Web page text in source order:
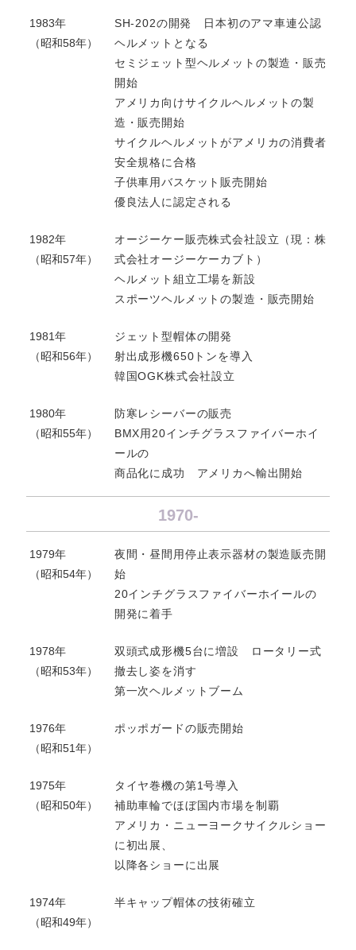
1983年
（昭和58年）
SH-202の開発 日本初のアマ車連公認
ヘルメットとなる
セミジェット型ヘルメットの製造・販売
開始
アメリカ向けサイクルヘルメットの製
造・販売開始
サイクルヘルメットがアメリカの消費者
安全規格に合格
子供車用バスケット販売開始
優良法人に認定される
1982年
（昭和57年）
オージーケー販売株式会社設立（現：株
式会社オージーケーカブト）
ヘルメット組立工場を新設
スポーツヘルメットの製造・販売開始
1981年
（昭和56年）
ジェット型帽体の開発
射出成形機650トンを導入
韓国OGK株式会社設立
1980年
（昭和55年）
防寒レシーバーの販売
BMX用20インチグラスファイバーホイ
ールの
商品化に成功 アメリカへ輸出開始
1970-
1979年
（昭和54年）
夜間・昼間用停止表示器材の製造販売開
始
20インチグラスファイバーホイールの
開発に着手
1978年
（昭和53年）
双頭式成形機5台に増設 ロータリー式
撤去し姿を消す
第一次ヘルメットブーム
1976年
（昭和51年）
ポッポガードの販売開始
1975年
（昭和50年）
タイヤ巻機の第1号導入
補助車輪でほぼ国内市場を制覇
アメリカ・ニューヨークサイクルショー
に初出展、
以降各ショーに出展
1974年
（昭和49年）
半キャップ帽体の技術確立